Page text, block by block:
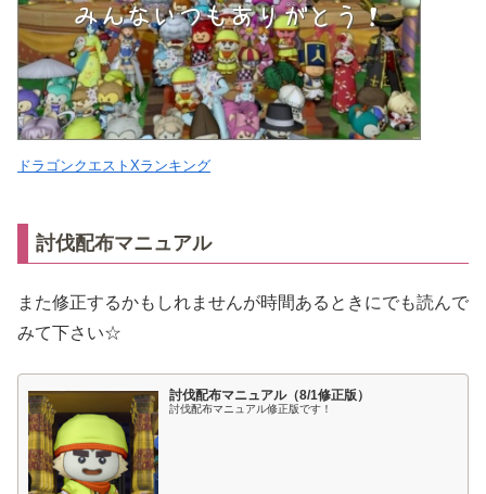
ドラゴンクエストXランキング
討伐配布マニュアル
また修正するかもしれませんが時間あるときにでも読んで
みて下さい☆
討伐配布マニュアル（8/1修正版）
討伐配布マニュアル修正版です！